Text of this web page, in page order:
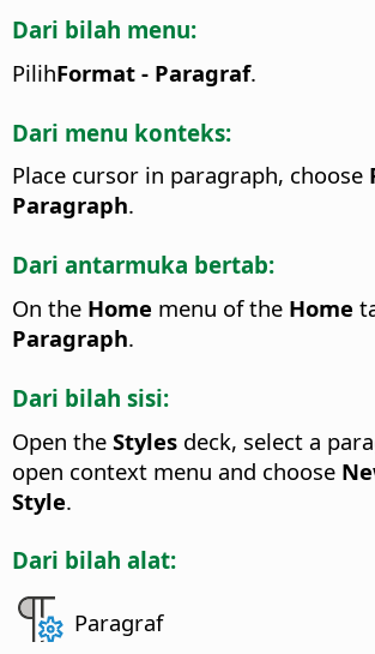
Dari bilah menu:
PilihFormat - Paragraf.
Dari menu konteks:
Place cursor in paragraph, choose
Paragraph.
Dari antarmuka bertab:
On the Home menu of the Home
Paragraph.
Dari bilah sisi:
Open the Styles deck, select a
open context menu and choose
Style.
Dari bilah alat:
Paragraf